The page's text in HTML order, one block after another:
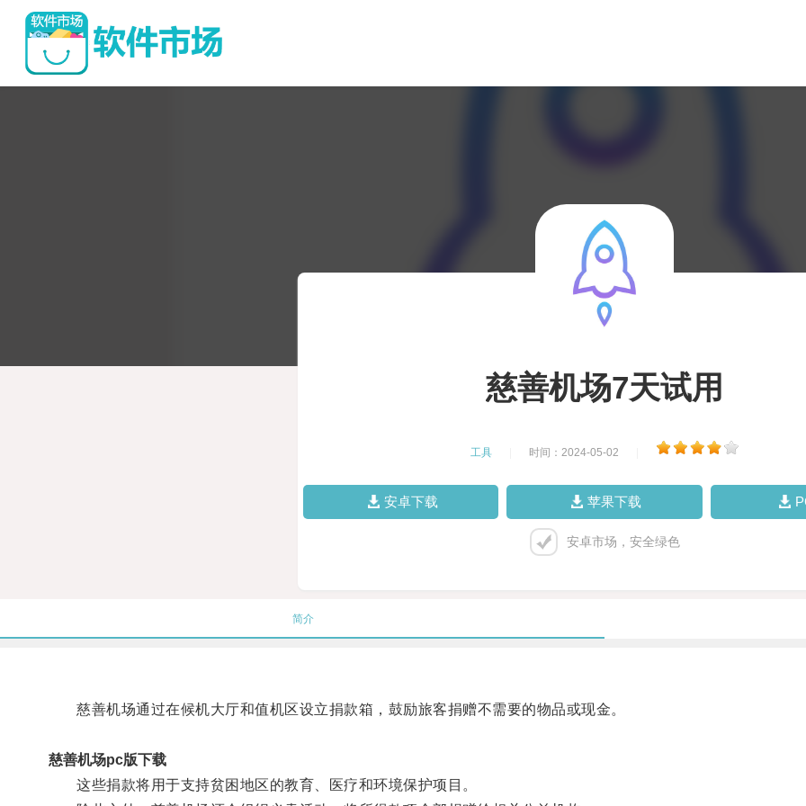
慈善机场7天试用
工具 时间：2024-05-02
安卓下载 苹果下载
安卓市场，安全绿色
简介
慈善机场通过在候机大厅和值机区设立捐款箱，鼓励旅客捐赠不需要的物品或现金。
慈善机场pc版下载
这些捐款将用于支持贫困地区的教育、医疗和环境保护项目。